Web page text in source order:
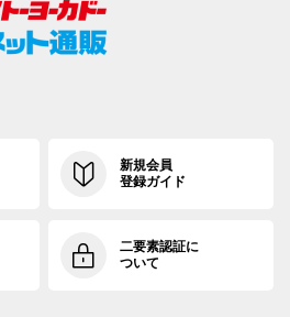
新規会員
登録ガイド
二要素認証に
ついて